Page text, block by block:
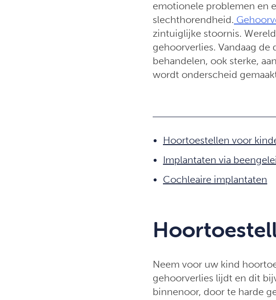
emotionele problemen en
slechthorendheid.
zintuiglijke stoornis.
gehoorverlies. Vandaag
behandelen, ook sterke,
wordt onderscheid
Hoortoestellen voor
Implantaten via
Cochleaire implantaten
Neem voor uw kind
gehoorverlies lijdt en dit
binnenoor, door te harde